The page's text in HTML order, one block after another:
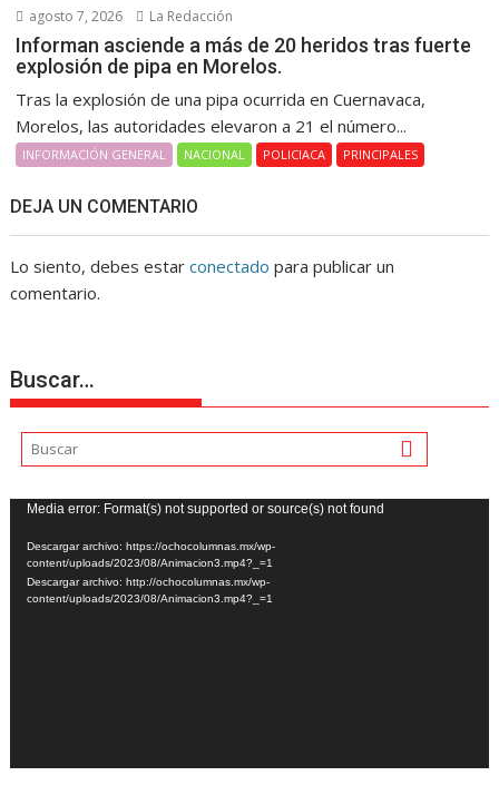
agosto 7, 2026 La Redacción
Informan asciende a más de 20 heridos tras fuerte
explosión de pipa en Morelos.
Tras la explosión de una pipa ocurrida en Cuernavaca,
Morelos, las autoridades elevaron a 21 el número...
INFORMACIÓN GENERAL NACIONAL POLICIACA PRINCIPALES
DEJA UN COMENTARIO
Lo siento, debes estarconectado para publicar un
comentario.
Buscar…
Reproductor
de
vídeo
Media error: Format(s) not supported or source(s) not found
Descargar archivo: https://ochocolumnas.mx/wp-
content/uploads/2023/08/Animacion3.mp4?_=1
Descargar archivo: http://ochocolumnas.mx/wp-
content/uploads/2023/08/Animacion3.mp4?_=1